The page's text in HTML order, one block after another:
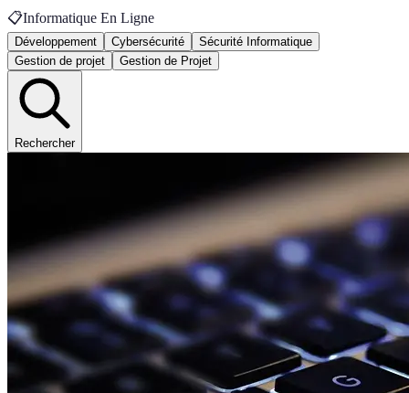
📋Informatique En Ligne
Développement Cybersécurité
Sécurité Informatique
Gestion de projet
Gestion de Projet
Rechercher